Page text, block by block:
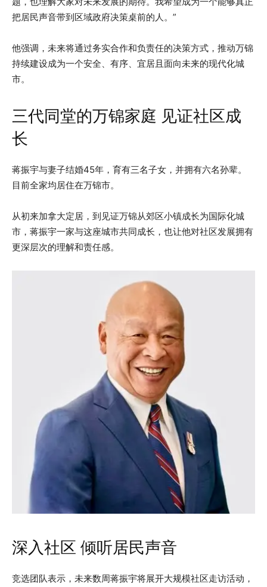
把居民声音带到区域政府决策桌前的人。”
他强调，未来将通过务实合作和负责任的决策方式，推动万锦
持续建设成为一个安全、有序、宜居且面向未来的现代化城
市。
三代同堂的万锦家庭 见证社区成
长
蒋振宇与妻子结婚45年，育有三名子女，并拥有六名孙辈。
目前全家均居住在万锦市。
从初来加拿大定居，到见证万锦从郊区小镇成长为国际化城
市，蒋振宇一家与这座城市共同成长，也让他对社区发展拥有
更深层次的理解和责任感。
深入社区 倾听居民声音
竞选团队表示，未来数周蒋振宇将展开大规模社区走访活动，